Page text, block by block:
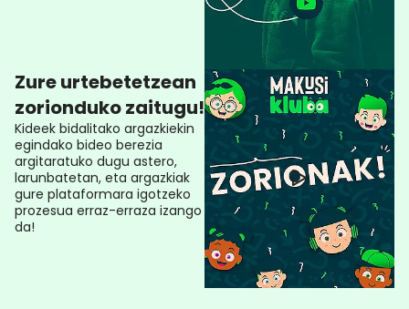
Zure urtebetetzean
zorionduko zaitugu!
Kideek bidalitako argazkiekin
egindako bideo berezia
argitaratuko dugu astero,
larunbatetan, eta argazkiak
gure plataformara igotzeko
prozesua erraz-erraza izango
da!